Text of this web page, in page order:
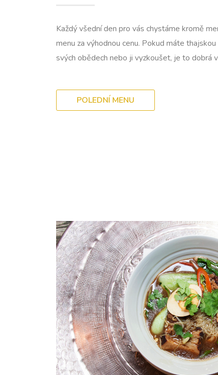
Každý všední den pro vás chystáme kromě
menu za výhodnou cenu. Pokud máte
svých obědech nebo ji vyzkoušet, je to dobrá
POLEDNÍ MENU